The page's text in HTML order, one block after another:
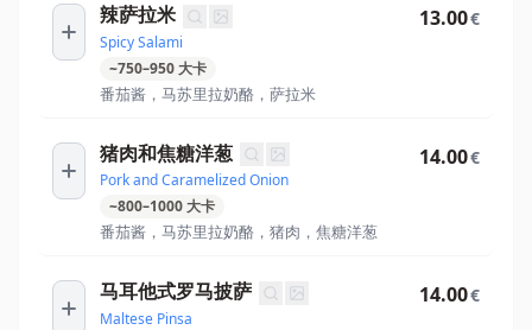
辣萨拉米
Spicy Salami
~750–950大卡
番茄酱，马苏里拉奶酪，萨拉米
13.00€
猪肉和焦糖洋葱
Pork and Caramelized Onion
~800–1000大卡
番茄酱，马苏里拉奶酪，猪肉，焦糖洋葱
14.00€
马耳他式罗马披萨
Maltese Pinsa
14.00€